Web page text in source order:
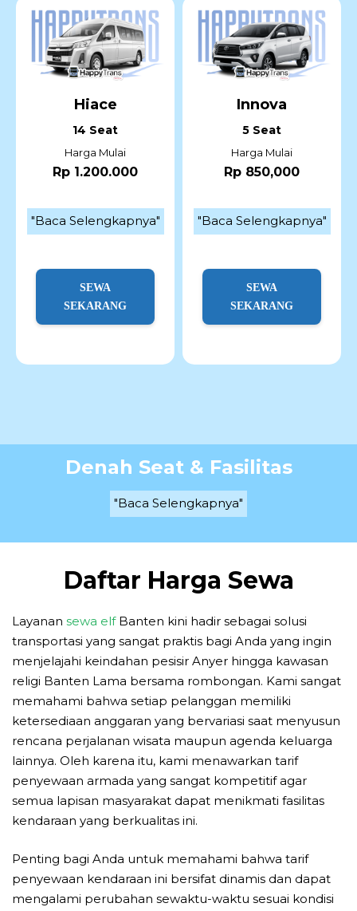
Hiace
14 Seat
Harga Mulai
Rp 1.200.000
"Baca Selengkapnya"
SEWA
SEKARANG
Innova
5 Seat
Harga Mulai
Rp 850,000
"Baca Selengkapnya"
SEWA
SEKARANG
Denah Seat & Fasilitas
"Baca Selengkapnya"
Daftar Harga Sewa
Layanan sewa elfBanten kini hadir sebagai solusi
transportasi yang sangat praktis bagi Anda yang ingin
menjelajahi keindahan pesisir Anyer hingga kawasan
religi Banten Lama bersama rombongan. Kami sangat
memahami bahwa setiap pelanggan memiliki
ketersediaan anggaran yang bervariasi saat menyusun
rencana perjalanan wisata maupun agenda keluarga
lainnya. Oleh karena itu, kami menawarkan tarif
penyewaan armada yang sangat kompetitif agar
semua lapisan masyarakat dapat menikmati fasilitas
kendaraan yang berkualitas ini.
Penting bagi Anda untuk memahami bahwa tarif
penyewaan kendaraan ini bersifat dinamis dan dapat
mengalami perubahan sewaktu-waktu sesuai kondisi